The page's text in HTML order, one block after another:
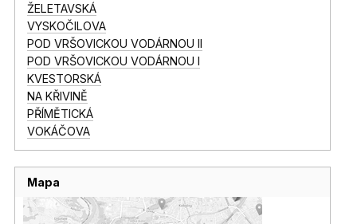
ŽELETAVSKÁ
VYSKOČILOVA
POD VRŠOVICKOU VODÁRNOU II
POD VRŠOVICKOU VODÁRNOU I
KVESTORSKÁ
NA KŘIVINĚ
PŘÍMĚTICKÁ
VOKÁČOVA
Mapa